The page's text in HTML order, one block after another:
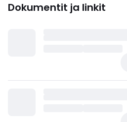
Dokumentit ja linkit